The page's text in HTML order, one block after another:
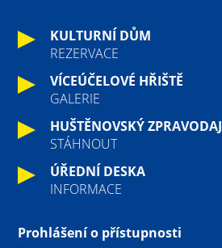
KULTURNÍ DŮM
REZERVACE
VÍCEÚČELOVÉ HŘIŠTĚ
GALERIE
HUŠTĚNOVSKÝ ZPRAVODAJ
STÁHNOUT
ÚŘEDNÍ DESKA
INFORMACE
Prohlášení o přístupnosti